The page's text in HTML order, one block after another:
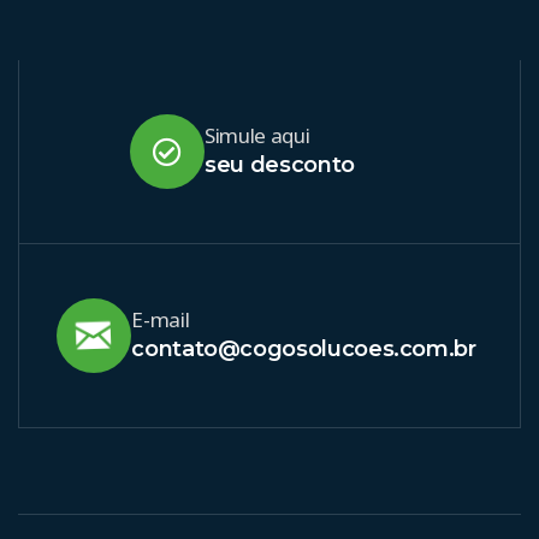
Simule aqui
seu desconto
E-mail
contato@cogosolucoes.com.br